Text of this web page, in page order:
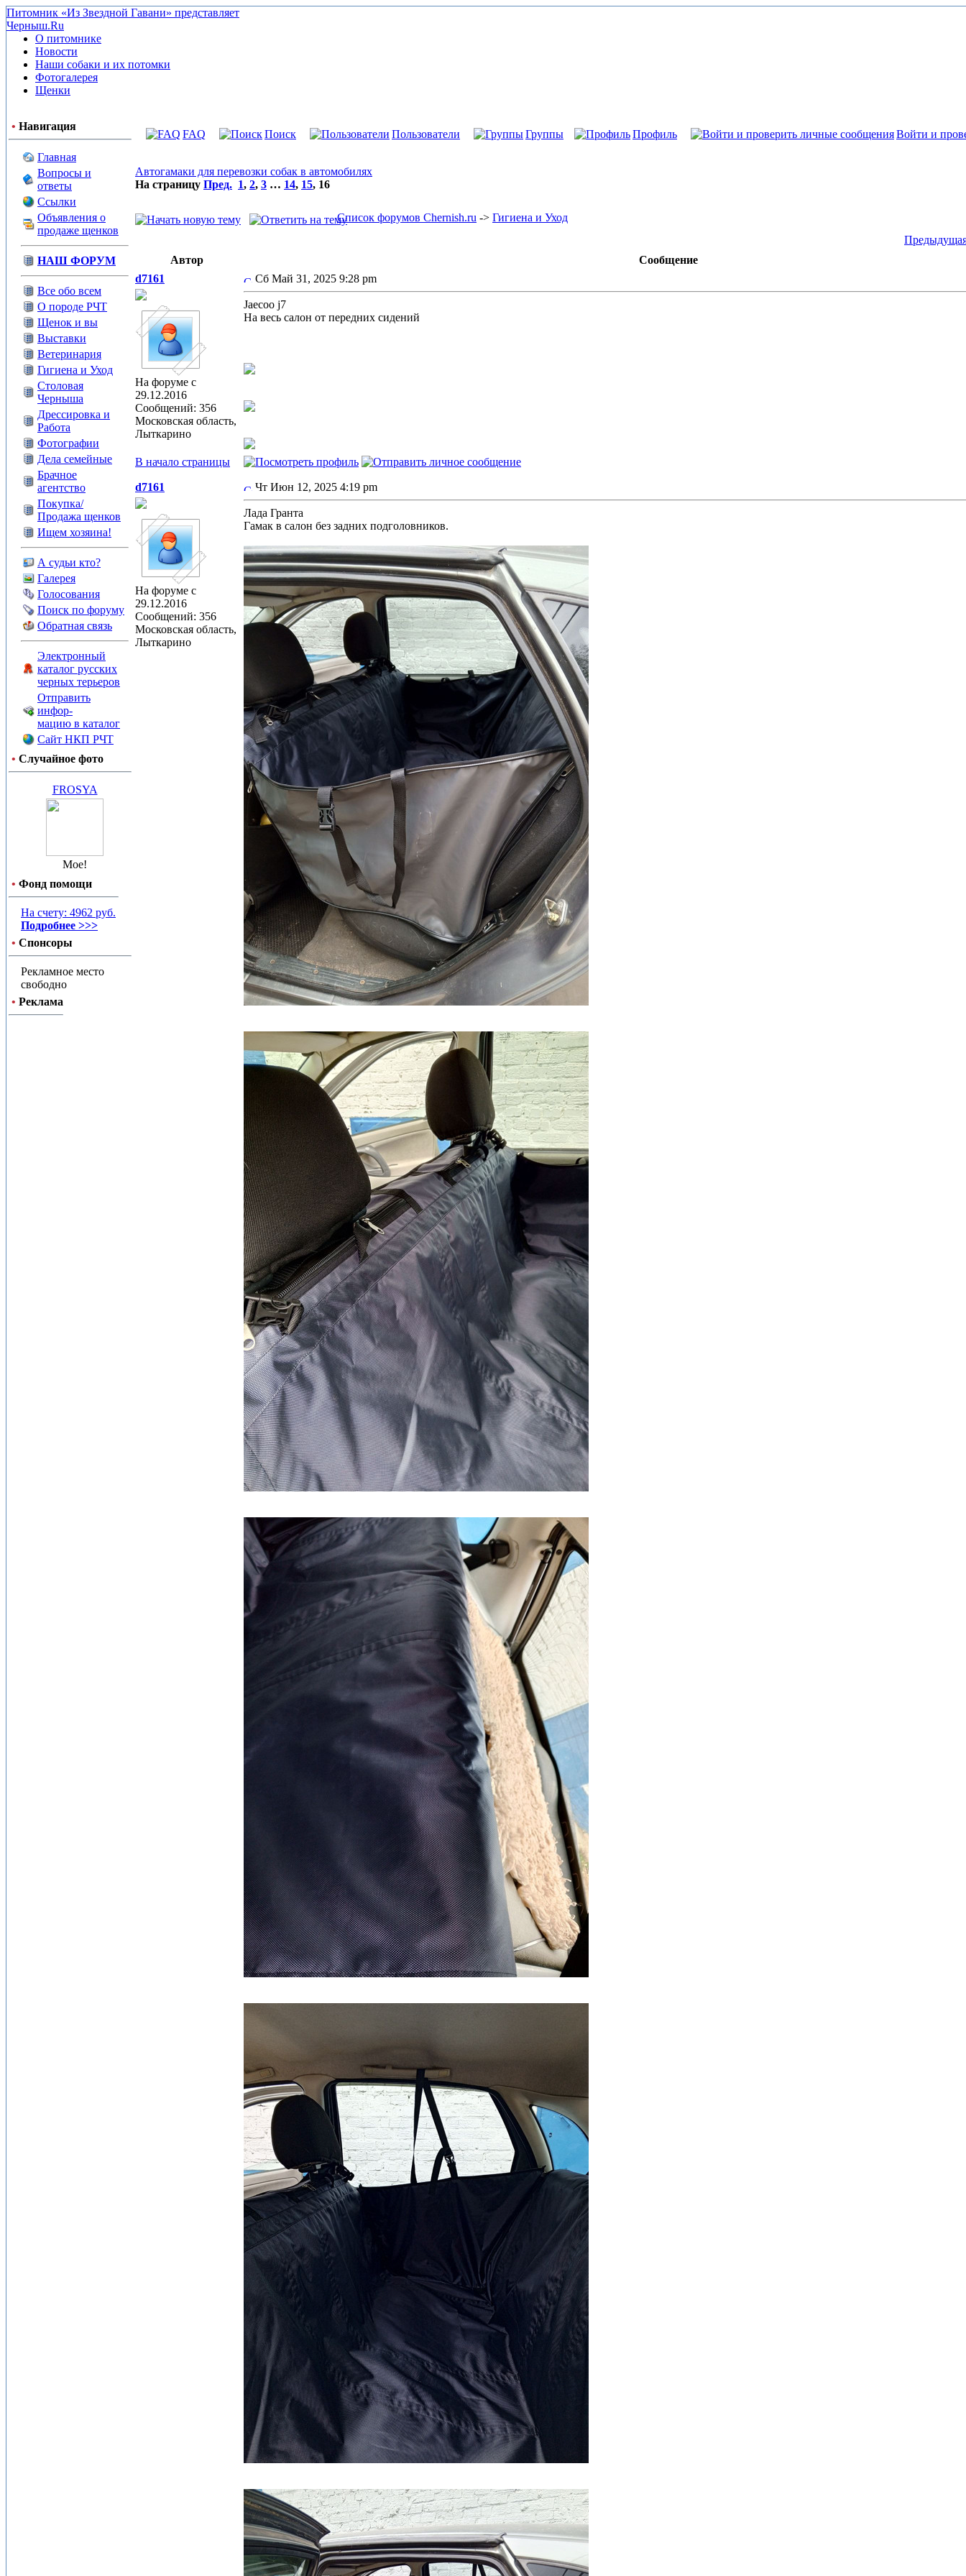
Питомник «Из Звездной Гавани» представляет
Черныш.Ru
О питомнике
Новости
Наши собаки и их потомки
Фотогалерея
Щенки
• Навигация
Главная
Вопросы и
ответы
Ссылки
Объявления о
продаже щенков
НАШ ФОРУМ
Все обо всем
О породе РЧТ
Щенок и вы
Выставки
Ветеринария
Гигиена и Уход
Столовая
Черныша
Дрессировка и
Работа
Фотографии
Дела семейные
Брачное
агентство
Покупка/
Продажа щенков
Ищем хозяина!
А судьи кто?
Галерея
Голосования
Поиск по форуму
Обратная связь
Электронный
каталог русских
черных терьеров
Отправить
инфор-
мацию в каталог
Сайт НКП РЧТ
• Случайное фото
FROSYA
Мое!
• Фонд помощи
На счету: 4962 руб.
Подробнее >>>
• Спонсоры
Рекламное место
свободно
• Реклама
FAQ Поиск Пользователи Группы Профиль Войти и
Автогамаки для перевозки собак в автомобилях
На страницу Пред. 1, 2, 3 … 14, 15, 16
Список форумов Chernish.ru -> Гигиена и Уход
Автор
Сообщение
d7161
На форуме с
29.12.2016
Сообщений: 356
Московская область,
Лыткарино
Сб Май 31, 2025 9:28 pm
Jaecoo j7
На весь салон от передних сидений
В начало страницы
d7161
На форуме с
29.12.2016
Сообщений: 356
Московская область,
Лыткарино
Чт Июн 12, 2025 4:19 pm
Лада Гранта
Гамак в салон без задних подголовников.